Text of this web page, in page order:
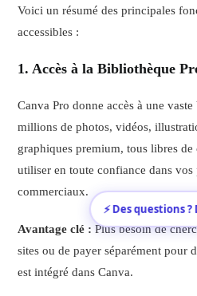
Voici un résumé des principales
accessibles :
1. Accès à la Bibliothèque
Canva Pro donne accès à une
millions de photos, vidéos,
graphiques premium, tous libres
utiliser en toute confiance dans
commerciaux.
Avantage clé : Plus besoin de
sites ou de payer séparément pour
est intégré dans Canva.
⚡ Des questions